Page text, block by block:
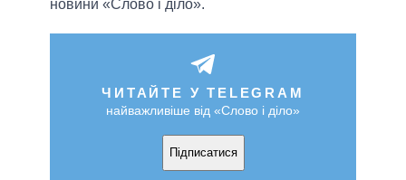
новини «Слово і діло».
ЧИТАЙТЕ У TELEGRAM
найважливіше від «Слово і діло»
Підписатися